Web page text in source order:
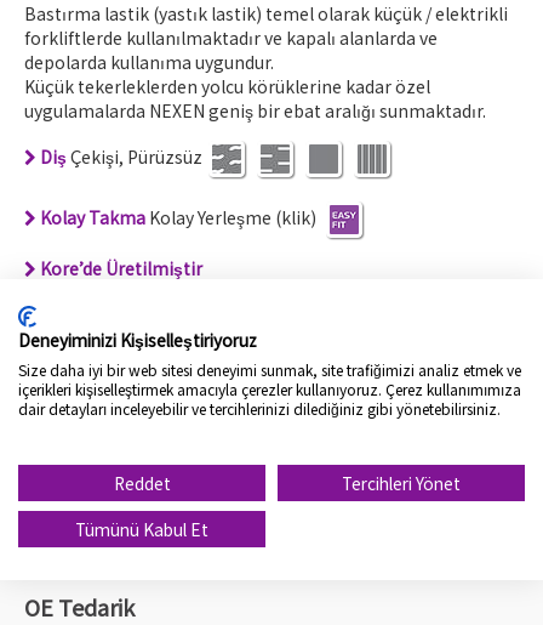
Bastırma lastik (yastık lastik) temel olarak küçük / elektrikli
forkliftlerde kullanılmaktadır ve kapalı alanlarda ve
depolarda kullanıma uygundur.
Küçük tekerleklerden yolcu körüklerine kadar özel
uygulamalarda NEXEN geniş bir ebat aralığı sunmaktadır.
DişÇekişi, Pürüzsüz
Kolay Takma Kolay Yerleşme (klik)
Kore’de Üretilmiştir
Çevre DostuEU REACH
OE Tedarik
Deneyiminizi Kişiselleştiriyoruz
Size daha iyi bir web sitesi deneyimi sunmak, site trafiğimizi analiz etmek ve
içerikleri kişiselleştirmek amacıyla çerezler kullanıyoruz. Çerez kullanımımıza
dair detayları inceleyebilir ve tercihlerinizi dilediğiniz gibi yönetebilirsiniz.
Reddet
Tercihleri Yönet
Tümünü Kabul Et